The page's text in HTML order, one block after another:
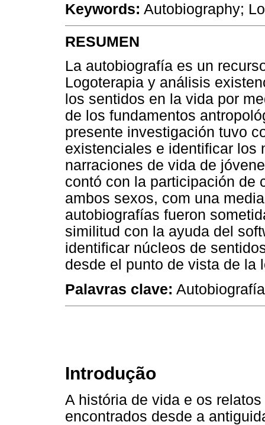
Keywords: Autobiography;
RESUMEN
La autobiografía es un
Logoterapia y análisis
los sentidos en la vida por
de los fundamentos
presente investigación tuvo
existenciales e identificar los
narraciones de vida de
contó con la participación de
ambos sexos, com una
autobiografías fueron
similitud con la ayuda del
identificar núcleos de
desde el punto de vista de la
Palavras clave:
Introdução
A história de vida e os
encontrados desde a